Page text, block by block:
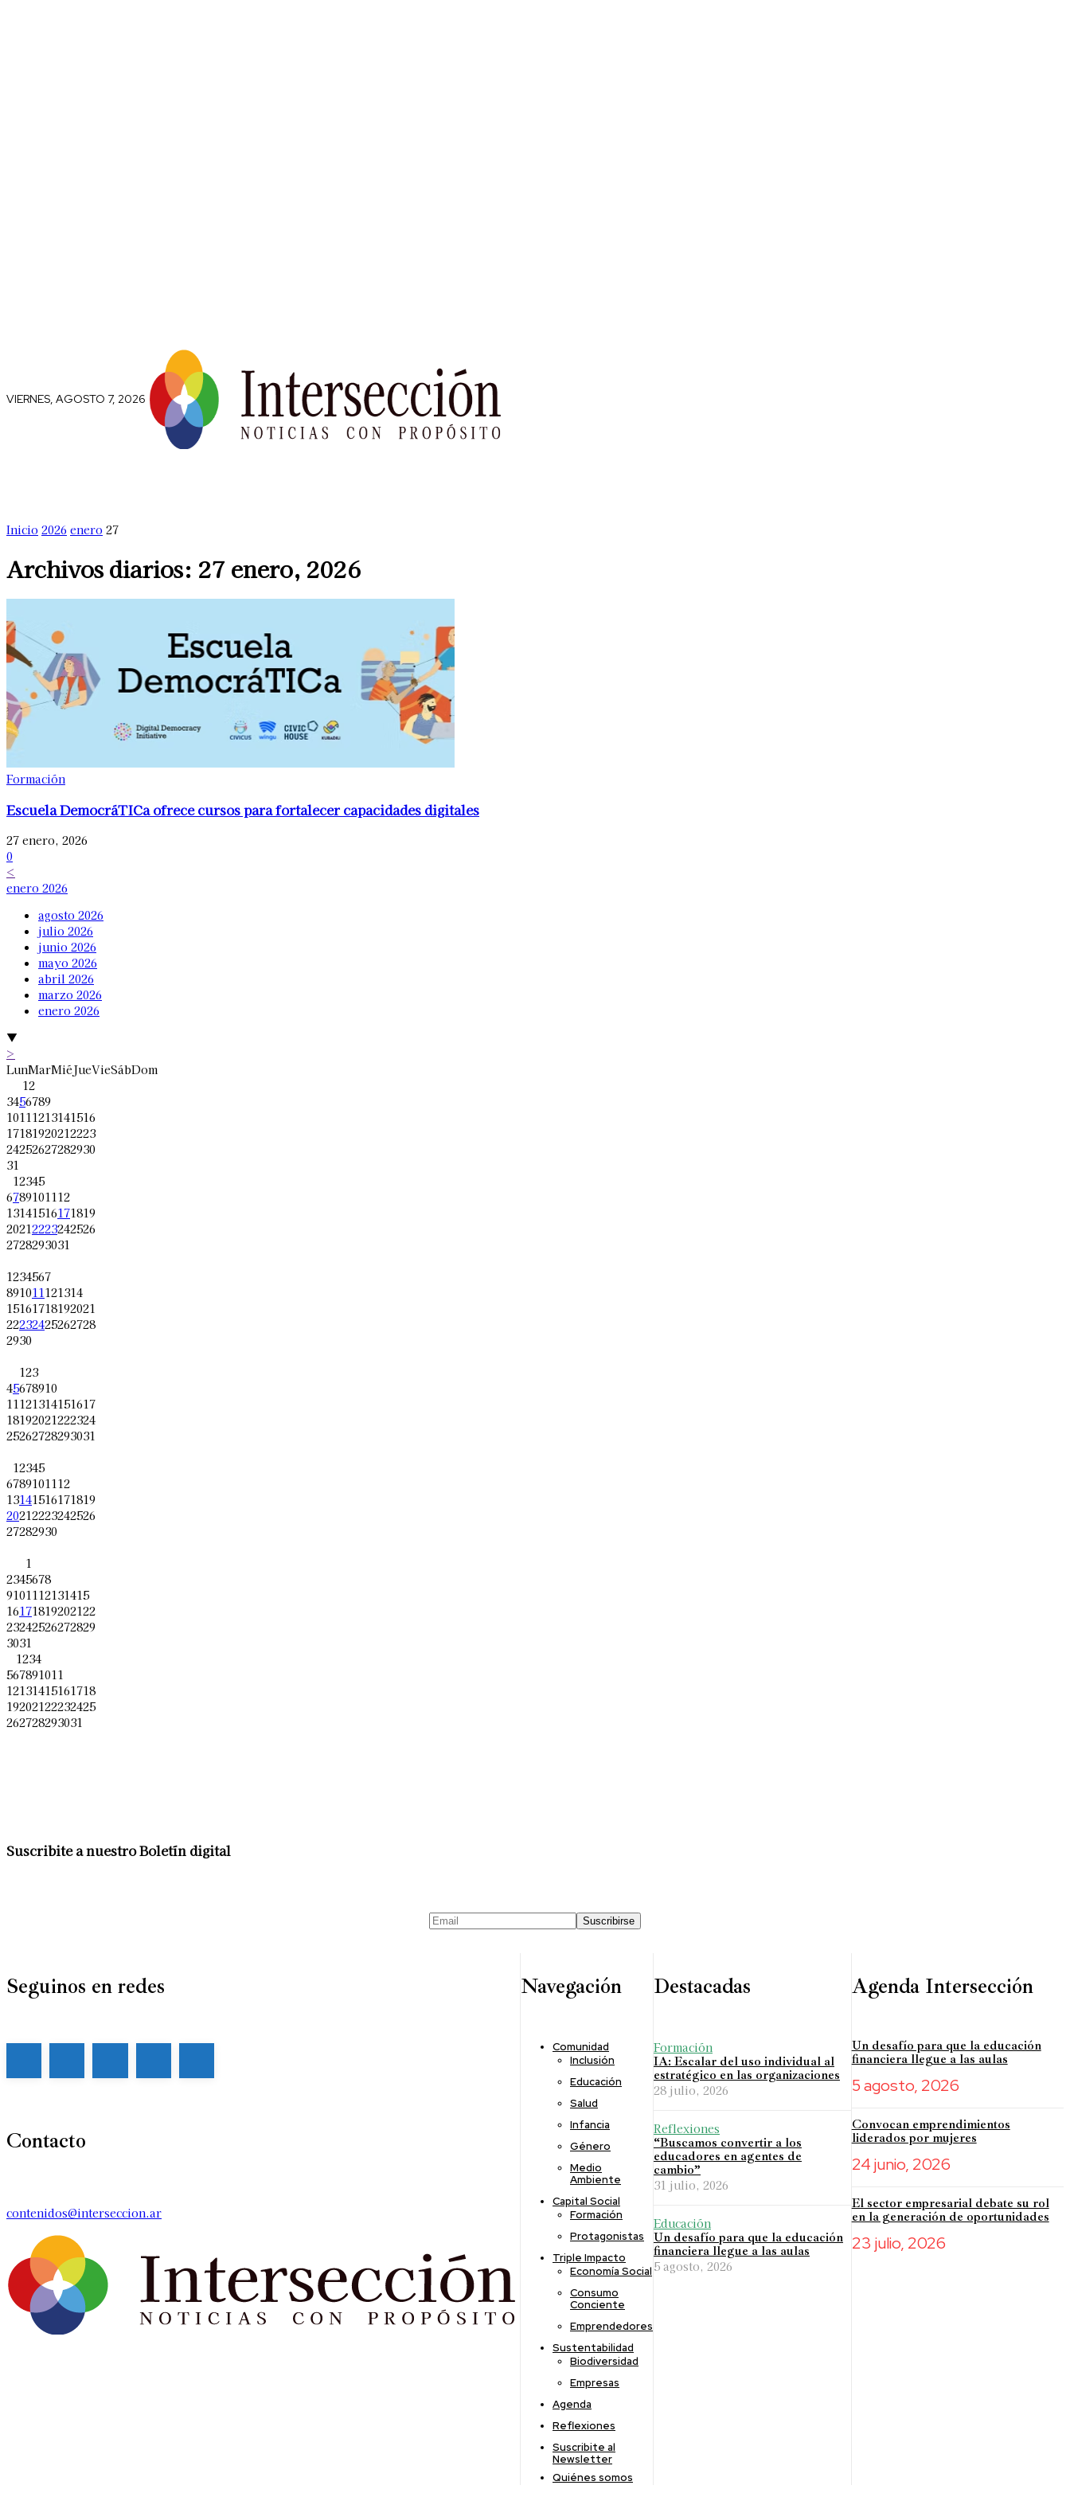
VIERNES, AGOSTO 7, 2026
Inicio 2026 enero 27
Archivos diarios: 27 enero, 2026
Formación
Escuela DemocráTICa ofrece cursos para fortalecer capacidades digitales
27 enero, 2026
0
<
enero 2026
agosto 2026
julio 2026
junio 2026
mayo 2026
abril 2026
marzo 2026
enero 2026
▼
>
LunMarMiéJueVieSábDom
12
3456789
10111213141516
17181920212223
24252627282930
31
12345
6789101112
13141516171819
20212223242526
2728293031
1234567
891011121314
15161718192021
22232425262728
2930
123
45678910
11121314151617
18192021222324
25262728293031
12345
6789101112
13141516171819
20212223242526
27282930
1
2345678
9101112131415
16171819202122
23242526272829
3031
1234
567891011
12131415161718
19202122232425
262728293031
Suscribite a nuestro Boletín digital
Seguinos en redes
Contacto
contenidos@interseccion.ar
Navegación
Comunidad
Inclusión
Educación
Salud
Infancia
Género
Medio
Ambiente
Capital Social
Formación
Protagonistas
Triple Impacto
Economía Social
Consumo
Conciente
Emprendedores
Sustentabilidad
Biodiversidad
Empresas
Agenda
Reflexiones
Suscribite al
Newsletter
Quiénes somos
Destacadas
Formación
IA: Escalar del uso individual al
estratégico en las organizaciones
28 julio, 2026
Reflexiones
“Buscamos convertir a los
educadores en agentes de
cambio”
31 julio, 2026
Educación
Un desafío para que la educación
financiera llegue a las aulas
5 agosto, 2026
Agenda Intersección
Un desafío para que la educación
financiera llegue a las aulas
5 agosto, 2026
Convocan emprendimientos
liderados por mujeres
24 junio, 2026
El sector empresarial debate su rol
en la generación de oportunidades
23 julio, 2026